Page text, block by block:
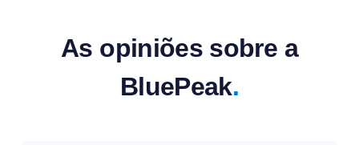
As opiniões sobre a
BluePeak.